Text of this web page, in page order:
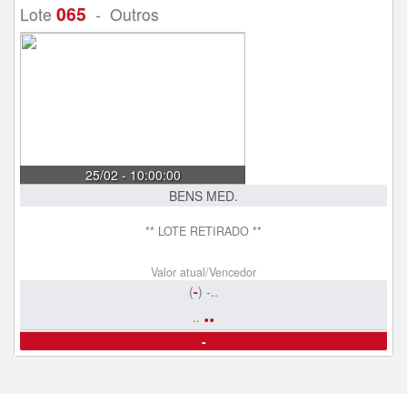
Lote 065 - Outros
25/02 - 10:00:00
BENS MED.
** LOTE RETIRADO **
Valor atual/Vencedor
(-) -..
.. ..
-